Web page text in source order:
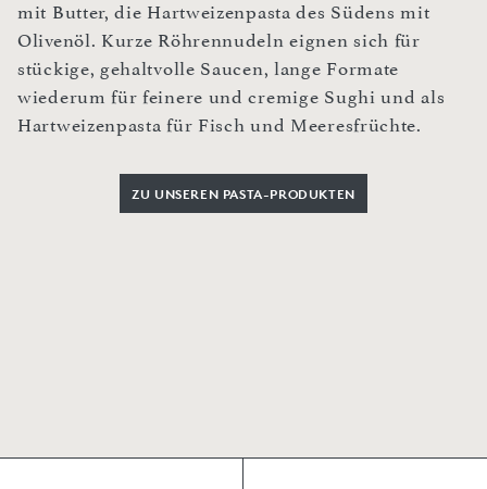
mit Butter, die Hartweizenpasta des Südens mit
Olivenöl. Kurze Röhrennudeln eignen sich für
stückige, gehaltvolle Saucen, lange Formate
wiederum für feinere und cremige Sughi und als
Hartweizenpasta für Fisch und Meeresfrüchte.
ZU UNSEREN PASTA-PRODUKTEN